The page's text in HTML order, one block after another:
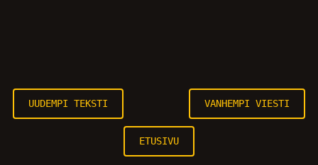
UUDEMPI TEKSTI VANHEMPI VIESTI
ETUSIVU